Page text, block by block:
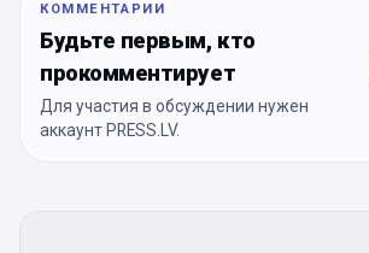
КОММЕНТАРИИ
Будьте первым, кто
прокомментирует
Для участия в обсуждении нужен
аккаунт PRESS.LV.